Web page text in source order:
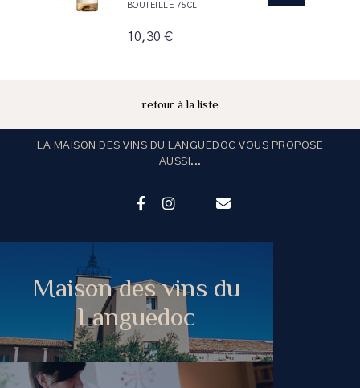
BOUTEILLE 75CL
10,30 €
retour à la liste
LA MAISON DES VINS DU LANGUEDOC VOUS PROPOSE
AUSSI...
Maison des vins du
Languedoc